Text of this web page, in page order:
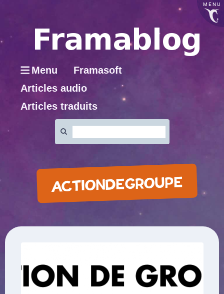
MENU
Menu
Framasoft
Articles audio
Articles traduits
:
ACTIONDEGROUPE